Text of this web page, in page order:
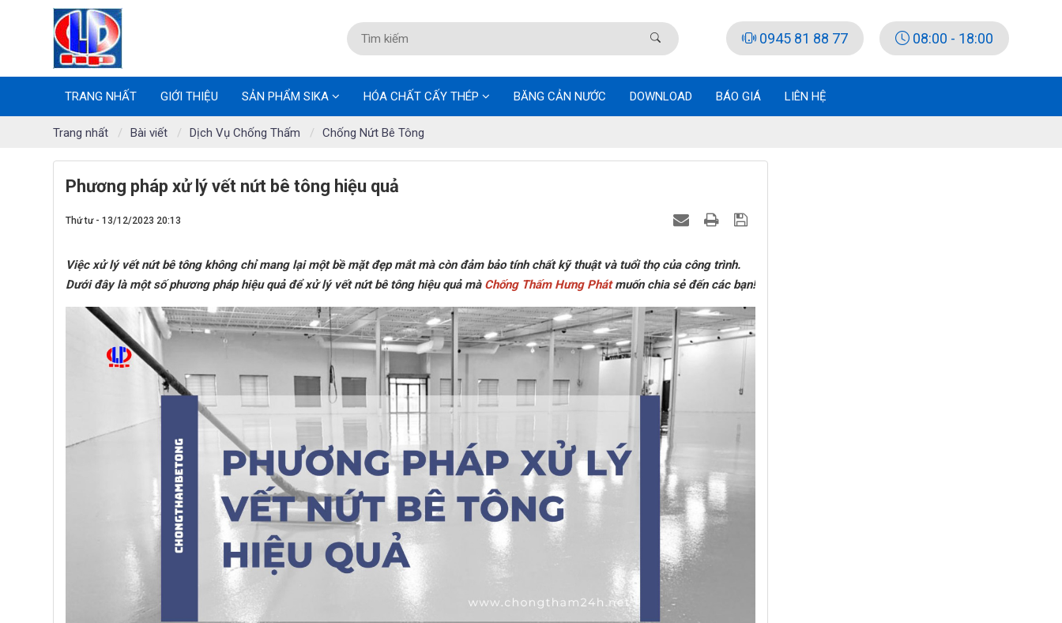
0945 81 88 77 08:00 - 18:00
TRANG NHẤT GIỚI THIỆU SẢN PHẨM SIKA HÓA CHẤT CẤY THÉP BĂNG CẢN NƯỚC DOWNLOAD BÁO GIÁ LIÊN HỆ
Trang nhất Bài viết Dịch Vụ Chống Thấm Chống Nứt Bê Tông
Phương pháp xử lý vết nứt bê tông hiệu quả
Thứ tư - 13/12/2023 20:13
Việc xử lý vết nứt bê tông không chỉ mang lại một bề mặt đẹp mắt mà còn đảm bảo tính chất kỹ thuật và tuổi thọ của công trình.
Dưới đây là một số phương pháp hiệu quả để xử lý vết nứt bê tông hiệu quả mà Chống Thấm Hưng Phátmuốn chia sẻ đến các bạn!